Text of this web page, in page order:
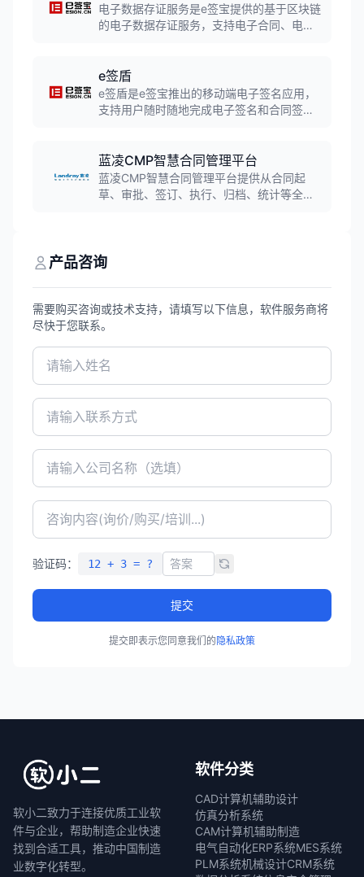
电子数据存证服务是e签宝提供的基于区块链
的电子数据存证服务，支持电子合同、电子
数据的法律效力。
e签盾
e签盾是e签宝推出的移动端电子签名应用，
支持用户随时随地完成电子签名和合同签
保签署真实性和合法性。
蓝凌CMP智慧合同管理平台
蓝凌CMP智慧合同管理平台提供从合同起
草、审批、签订、执行、归档、统计等全生
产品咨询
需要购买咨询或技术支持，请填写以下信息，软件服务商将
尽快于您联系。
验证码： 12 + 3 = ?
提交
提交即表示您同意我们的隐私政策
软小二致力于连接优质工业软
件与企业，帮助制造企业快速
找到合适工具，推动中国制造
业数字化转型。
软件分类
CAD计算机辅助设计
仿真分析系统
CAM计算机辅助制造
电气自动化ERP系统MES系统
PLM系统机械设计CRM系统